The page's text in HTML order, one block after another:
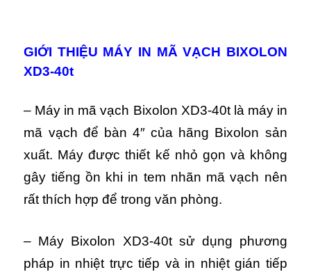
GIỚI THIỆU MÁY IN MÃ VẠCH BIXOLON
XD3-40t
– Máy in mã vạch Bixolon XD3-40t là máy in
mã vạch để bàn 4″ của hãng Bixolon sản
xuất. Máy được thiết kế nhỏ gọn và không
gây tiếng ồn khi in tem nhãn mã vạch nên
rất thích hợp để trong văn phòng.
– Máy Bixolon XD3-40t sử dụng phương
pháp in nhiệt trực tiếp và in nhiệt gián tiếp